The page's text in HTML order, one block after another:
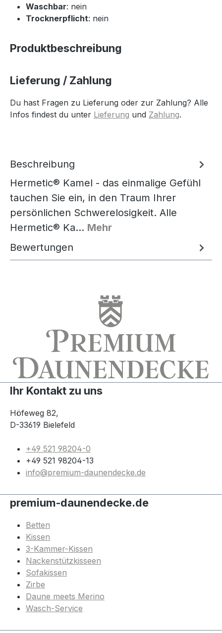
Waschbar: nein
Trocknerpflicht: nein
Produktbeschreibung
Lieferung / Zahlung
Du hast Fragen zu Lieferung oder zur Zahlung? Alle
Infos findest du unter Lieferung und Zahlung.
Beschreibung
Hermetic® Kamel - das einmalige Gefühl
tauchen Sie ein, in den Traum Ihrer
persönlichen Schwerelosigkeit. Alle
Hermetic® Ka… Mehr
Bewertungen
Ihr Kontakt zu uns
Höfeweg 82,
D-33619 Bielefeld
+49 521 98204-0
+49 521 98204-13
info@premium-daunendecke.de
premium-daunendecke.de
Betten
Kissen
3-Kammer-Kissen
Nackenstützkisseen
Sofakissen
Zirbe
Daune meets Merino
Wasch-Service